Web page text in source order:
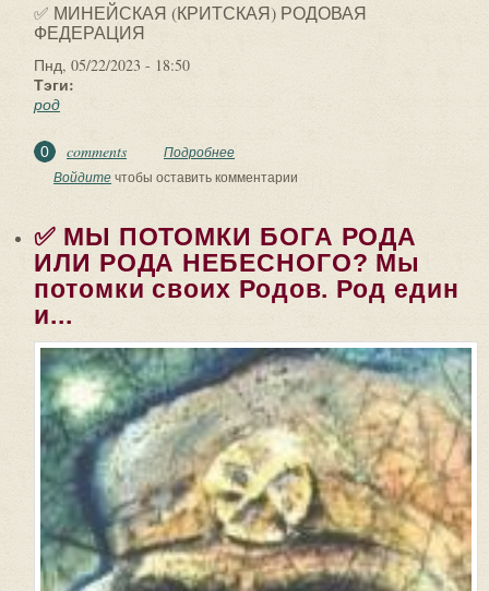
✅ МИНЕЙСКАЯ (КРИТСКАЯ) РОДОВАЯ
ФЕДЕРАЦИЯ
Пнд, 05/22/2023 - 18:50
Тэги:
род
0 comments Подробнее
РОДОВАЯ ФЕДЕРАЦИЯ. Славяно-
Войдитечтобы оставить комментарии
✅ МЫ ПОТОМКИ БОГА РОДА
ИЛИ РОДА НЕБЕСНОГО? Мы
потомки своих Родов. Род един
и...